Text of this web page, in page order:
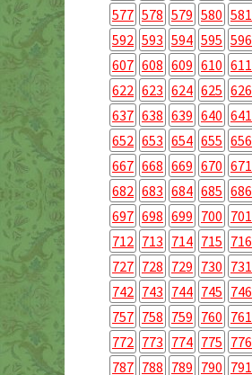
577 578 579 580 581
592 593 594 595 596
607 608 609 610 611
622 623 624 625 626
637 638 639 640 641
652 653 654 655 656
667 668 669 670 671
682 683 684 685 686
697 698 699 700 701
712 713 714 715 716
727 728 729 730 731
742 743 744 745 746
757 758 759 760 761
772 773 774 775 776
787 788 789 790 791